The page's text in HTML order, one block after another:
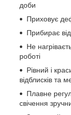
доби
Приховує
Прибирає
Не
роботі
Рівний і
відблисків та
Плавне
свічення